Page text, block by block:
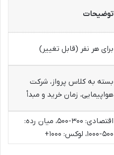
توضیحات
برای هر نفر (قابل تغییر)
بسته به کلاس پرواز، شرکت
هواپیمایی، زمان خرید و مبدأ
اقتصادی: ۳۰۰-۵۰۰، میان رده:
۵۰۰-۱۰۰۰، لوکس: ۱۰۰۰+